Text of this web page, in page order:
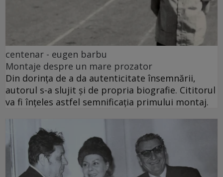
centenar - eugen barbu
Montaje despre un mare prozator
Din dorința de a da autenticitate însemnării,
autorul s-a slujit și de propria biografie. Cititorul
va fi înțeles astfel semnificația primului montaj.